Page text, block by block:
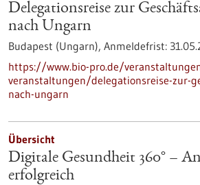
Delegationsreise zur
nach Ungarn
Budapest (Ungarn), Anmeldefrist:
https://www.bio-pro.de/
veranstaltungen/delegationsreise-zur-
nach-ungarn
Übersicht
Digitale Gesundheit 360° –
erfolgreich